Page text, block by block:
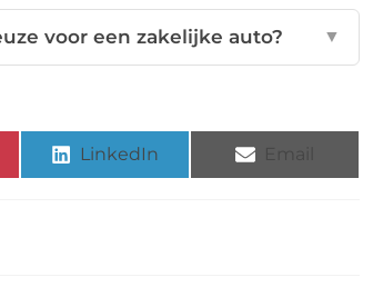
voor een zakelijke auto? ▼
LinkedIn